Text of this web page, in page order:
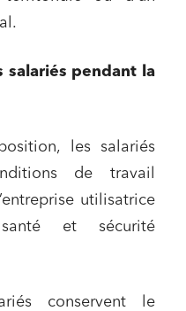
salariés pendant la
les salariés
de travail
utilisatrice
et sécurité
conservent le